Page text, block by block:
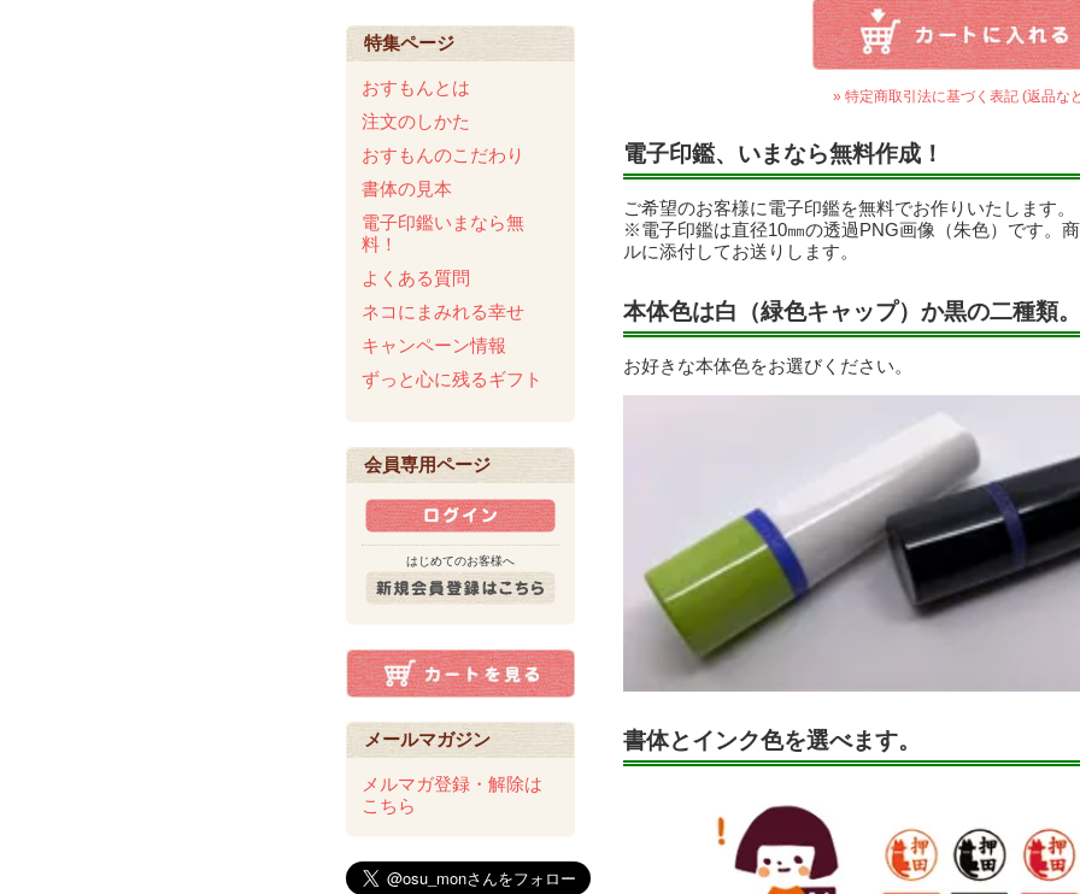
特集ページ
おすもんとは
注文のしかた
おすもんのこだわり
書体の見本
電子印鑑いまなら無
料！
よくある質問
ネコにまみれる幸せ
キャンペーン情報
ずっと心に残るギフト
会員専用ページ
はじめてのお客様へ
メールマガジン
メルマガ登録・解除は
こちら
» 特定商取引法に基づく表記 (返品な
電子印鑑、いまなら無料作成！
ご希望のお客様に電子印鑑を無料でお作りいたします。
※電子印鑑は直径10㎜の透過PNG画像（朱色）です。
ルに添付してお送りします。
本体色は白（緑色キャップ）か黒の二種類。
お好きな本体色をお選びください。
書体とインク色を選べます。